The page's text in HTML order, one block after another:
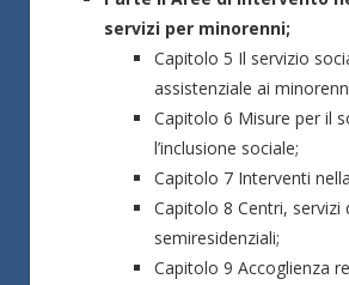
servizi per minorenni;
Capitolo 5 Il servizio
assistenziale ai
Capitolo 6 Misure per il
l’inclusione sociale;
Capitolo 7 Interventi
Capitolo 8 Centri, servizi
semiresidenziali;
Capitolo 9 Accoglienza